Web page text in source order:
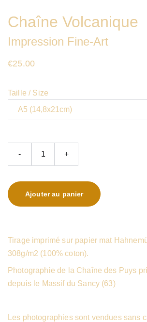
Chaîne Volcanique
Impression Fine-Art
€25.00
Taille / Size
- +
Ajouter au panier
Tirage imprimé sur papier mat
308g/m2 (100% coton).
Photographie de la Chaîne des Puys
depuis le Massif du Sancy (63)
Les photographies sont vendues sans